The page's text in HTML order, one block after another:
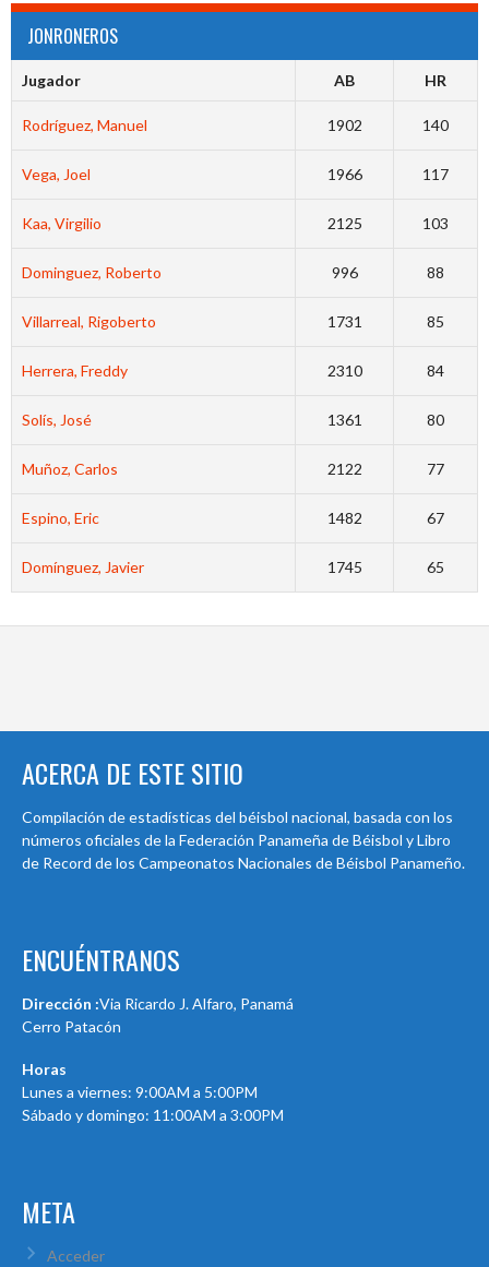
JONRONEROS
Jugador AB HR
Rodríguez, Manuel 1902 140
Vega, Joel 1966 117
Kaa, Virgilio 2125 103
Dominguez, Roberto 996 88
Villarreal, Rigoberto 1731 85
Herrera, Freddy 2310 84
Solís, José 1361 80
Muñoz, Carlos 2122 77
Espino, Eric 1482 67
Domínguez, Javier 1745 65
ACERCA DE ESTE SITIO
Compilación de estadísticas del béisbol nacional, basada con los
números oficiales de la Federación Panameña de Béisbol y Libro
de Record de los Campeonatos Nacionales de Béisbol Panameño.
ENCUÉNTRANOS
Dirección :Via Ricardo J. Alfaro, Panamá
Cerro Patacón
Horas
Lunes a viernes: 9:00AM a 5:00PM
Sábado y domingo: 11:00AM a 3:00PM
META
Acceder